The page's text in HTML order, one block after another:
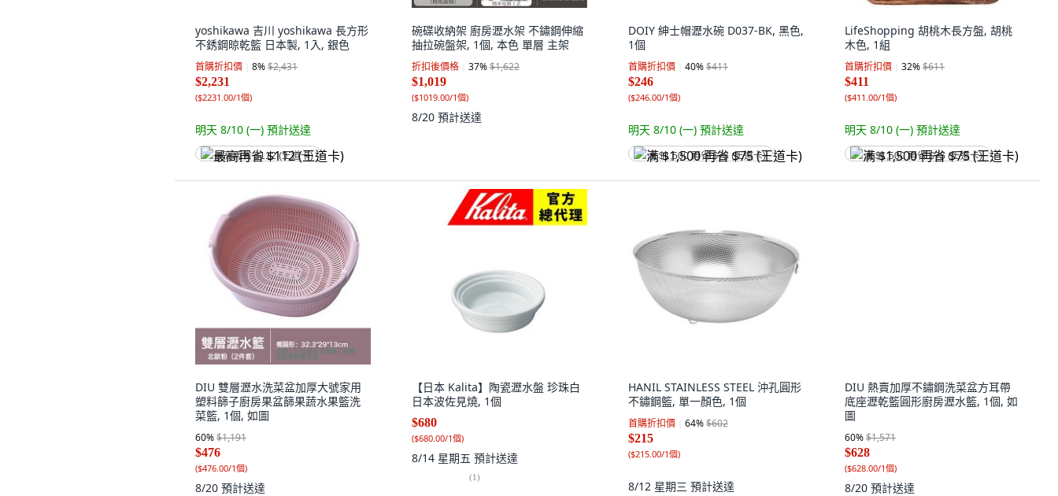
yoshikawa 吉川 yoshikawa 長方形
不銹鋼晾乾籃 日本製, 1入, 銀色
首購折扣價 8%$2,431
$2,231
($2231.00/1個)
明天 8/10 (一) 預計送達
最高再省 $112 (王道卡)
碗碟收納架 廚房瀝水架 不鏽鋼伸縮
抽拉碗盤架, 1個, 本色 單層 主架
折扣後價格 37%$1,622
$1,019
($1019.00/1個)
8/20 預計送達
DOIY 紳士帽瀝水碗 D037-BK, 黑色,
1個
首購折扣價 40%$411
$246
($246.00/1個)
明天 8/10 (一) 預計送達
满 $1,500 再省 $75 (王道卡)
LifeShopping 胡桃木長方盤, 胡桃
木色, 1組
首購折扣價 32%$611
$411
($411.00/1個)
明天 8/10 (一) 預計送達
满 $1,500 再省 $75 (王道卡)
DIU 雙層瀝水洗菜盆加厚大號家用
塑料篩子廚房果盆篩果蔬水果籃洗
菜籃, 1個, 如圖
60%$1,191
$476
($476.00/1個)
8/20 預計送達
【日本 Kalita】陶瓷瀝水盤 珍珠白
日本波佐見燒, 1個
$680
($680.00/1個)
8/14 星期五 預計送達
(1)
HANIL STAINLESS STEEL 沖孔圓形
不鏽鋼籃, 單一顏色, 1個
首購折扣價 64%$602
$215
($215.00/1個)
8/12 星期三 預計送達